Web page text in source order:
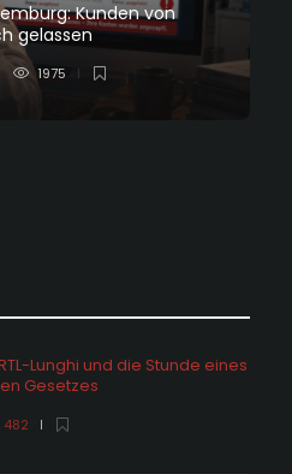
Kunden von
gelassen
1975
Lunghi und die Stunde eines
Gesetzes
482